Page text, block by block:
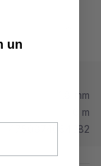
1.8 mm
6 m
4750874064382
un